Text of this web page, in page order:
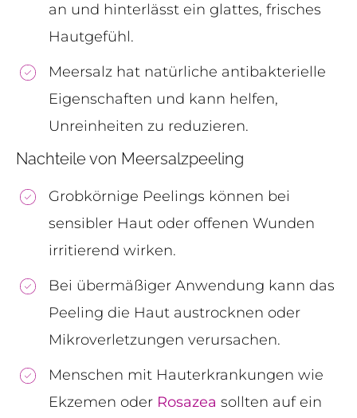
an und hinterlässt ein glattes, frisches
Hautgefühl.
Meersalz hat natürliche antibakterielle
Eigenschaften und kann helfen,
Unreinheiten zu reduzieren.
Nachteile von Meersalzpeeling
Grobkörnige Peelings können bei
sensibler Haut oder offenen Wunden
irritierend wirken.
Bei übermäßiger Anwendung kann das
Peeling die Haut austrocknen oder
Mikroverletzungen verursachen.
Menschen mit Hauterkrankungen wie
Ekzemen oder Rosazea sollten auf ein